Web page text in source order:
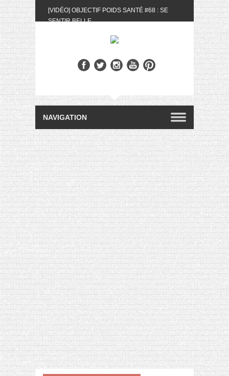
[VIDÉO] OBJECTIF POIDS SANTÉ #68 : SE
SENTIR BELLE
BIOTYFULL BOX DU MOIS DE MAI 2024 FEAT.
[VIDÉO] QUITOQUE #10 : MEAL PREP &
CONVIVIALITÉ
[VIDÉO] UNBOXING : LES MY LITTLE &
BIOTYFULL BOX DU MOIS D’AVRIL 2024
FEAT. AKILA
[VIDÉO] OBJECTIF POIDS SANTÉ #67 : L’AVIS
DES AUTRES, CE N’EST QUE LA VIE DES
AUTRES
[VIDÉO] UNBOXING : LES MY LITTLE &
BIOTYFULL BOX DES MOIS DE FÉVRIER ET
MARS 2024 FEAT. AKILA
[VIDÉO] LA SÉLECTION DU MOIS
#JANVIER2024
[VIDÉO] HELLOFRESH #34 : IDÉES
RECETTES RISOTTO